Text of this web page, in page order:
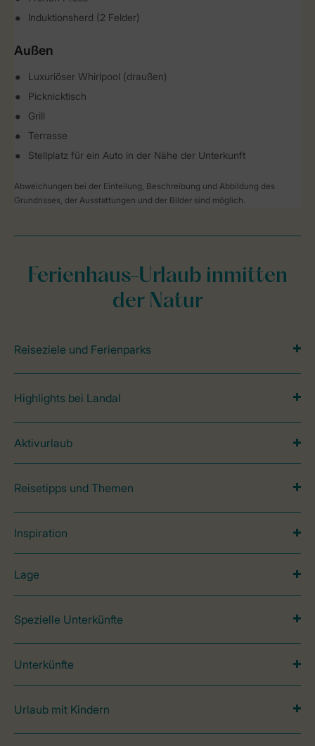
Induktionsherd (2 Felder)
Außen
Luxuriöser Whirlpool (draußen)
Picknicktisch
Grill
Terrasse
Stellplatz für ein Auto in der Nähe der Unterkunft
Abweichungen bei der Einteilung, Beschreibung und Abbildung des
Grundrisses, der Ausstattungen und der Bilder sind möglich.
Ferienhaus-Urlaub inmitten
der Natur
Reiseziele und Ferienparks
Highlights bei Landal
Aktivurlaub
Reisetipps und Themen
Inspiration
Lage
Spezielle Unterkünfte
Unterkünfte
Urlaub mit Kindern